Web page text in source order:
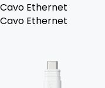
Cavo Ethernet
Cavo Ethernet